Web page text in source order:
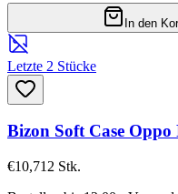
In den
Letzte 2 Stücke
Bizon Soft Case
€10,71 2 Stk.